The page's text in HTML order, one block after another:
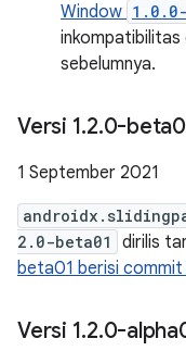
Window
inkompatibilitas
sebelumnya.
Versi 1.2.0-
1 September 2021
2.0-beta01
dirilis
beta01 berisi commit
Versi 1.2.0-